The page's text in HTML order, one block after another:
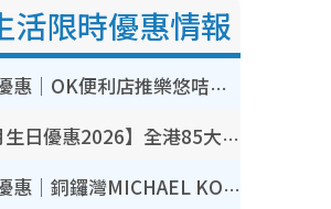
活限時優惠情報
長者優惠｜OK便利店推樂悠咭優惠！買麵包/牛奶/保健品拍卡即減
【8月生日優惠2026】全港85大食買玩著數攻略 自助餐/火鍋放題同行免費＋誠品/DONKI送現金券
開倉優惠｜銅鑼灣MICHAEL KORS開倉低至17折！直擊$500起買手袋/銀包/鞋款 必買經典Jet Set系列